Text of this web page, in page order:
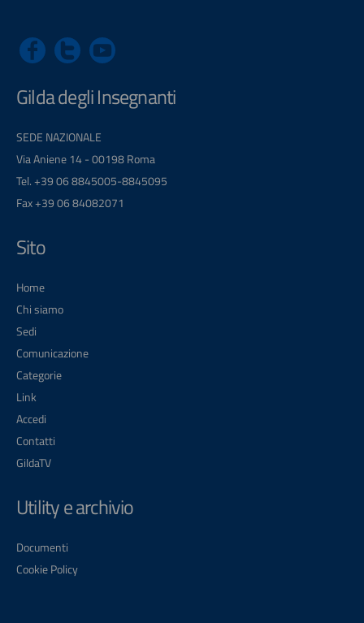
Gilda degli Insegnanti
SEDE NAZIONALE
Via Aniene 14 - 00198 Roma
Tel. +39 06 8845005-8845095
Fax +39 06 84082071
Sito
Home
Chi siamo
Sedi
Comunicazione
Categorie
Link
Accedi
Contatti
GildaTV
Utility e archivio
Documenti
Cookie Policy